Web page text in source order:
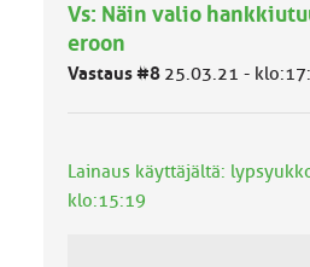
m
ä
u
a
:
Vs: Näin valio
eroon
Vastaus #8 25.03.21 -
Lainaus käyttäjältä:
klo:15:19